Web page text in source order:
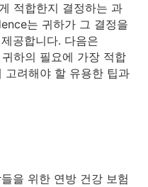
적합한지 결정하는 과
는 귀하가 그 결정을
공합니다. 다음은
하의 필요에 가장 적합
려해야 할 유용한 팁과
을 위한 연방 건강 보험